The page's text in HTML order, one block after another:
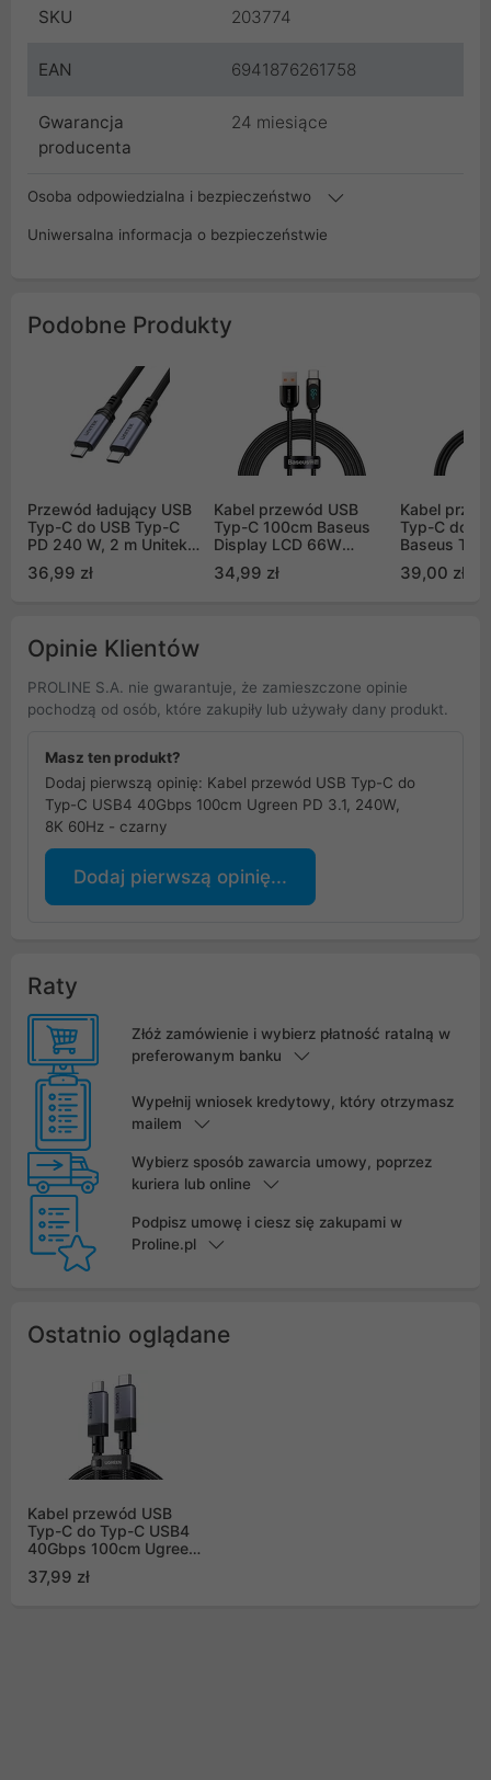
SKU 203774
EAN 6941876261758
Gwarancja
producenta
24 miesiące
Osoba odpowiedzialna i bezpieczeństwo
Uniwersalna informacja o bezpieczeństwie
Podobne Produkty
Przewód ładujący USB
Typ-C do USB Typ-C
PD 240 W, 2 m Unitek
(C14110GY-2M)
36,99 zł
Kabel przewód USB
Typ-C 100cm Baseus
Display LCD 66W
obsługą szybkiego
ładowania - czarny
34,99 zł
Kabel
Typ-C do
Baseus
240W -
39,00 zł
Opinie Klientów
PROLINE S.A. nie gwarantuje, że zamieszczone opinie
pochodzą od osób, które zakupiły lub używały dany produkt.
Masz ten produkt?
Dodaj pierwszą opinię: Kabel przewód USB Typ-C do
Typ-C USB4 40Gbps 100cm Ugreen PD 3.1, 240W,
8K 60Hz - czarny
Dodaj pierwszą opinię...
Raty
Złóż zamówienie i wybierz płatność ratalną w
preferowanym banku
Wypełnij wniosek kredytowy, który otrzymasz
mailem
Wybierz sposób zawarcia umowy, poprzez
kuriera lub online
Podpisz umowę i ciesz się zakupami w
Proline.pl
Ostatnio oglądane
Kabel przewód USB
Typ-C do Typ-C USB4
40Gbps 100cm Ugreen
- czarny
37,99 zł